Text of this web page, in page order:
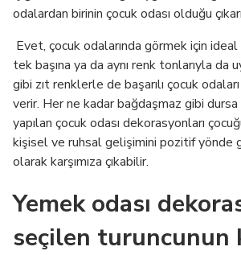
odalardan birinin çocuk odası olduğu
Evet, çocuk odalarında görmek için
tek başına ya da aynı renk tonlarıyla da
gibi zıt renklerle de başarılı çocuk
verir. Her ne kadar bağdaşmaz gibi
yapılan çocuk odası dekorasyonları
kişisel ve ruhsal gelişimini pozitif yönde
olarak karşımıza çıkabilir.
Yemek odası
seçilen turuncunun